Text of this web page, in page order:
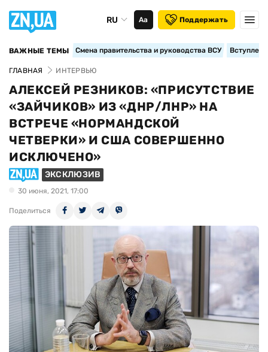
RU Аа Поддержать
ВАЖНЫЕ ТЕМЫ Смена правительства и руководства ВСУ
ГЛАВНАЯ ИНТЕРВЬЮ
АЛЕКСЕЙ РЕЗНИКОВ: «ПРИСУТСТВИЕ
«ЗАЙЧИКОВ» ИЗ «ДНР/ЛНР» НА
ВСТРЕЧЕ «НОРМАНДСКОЙ
ЧЕТВЕРКИ» И США СОВЕРШЕННО
ИСКЛЮЧЕНО»
ЭКСКЛЮЗИВ
30 июня, 2021, 17:00
Поделиться